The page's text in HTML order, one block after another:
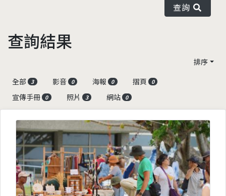
查詢
查詢結果
排序
全部
3 影音 0 海報 0 摺頁 0
宣傳手冊 0 照片 3 網站 0